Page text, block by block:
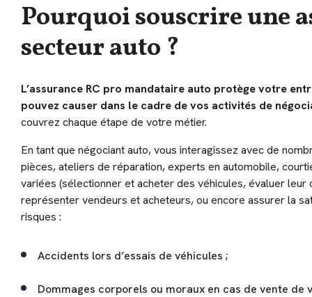
Pourquoi souscrire une
secteur auto ?
L’assurance RC pro mandataire auto protège votre
pouvez causer dans le cadre de vos activités de
couvrez chaque étape de votre métier.
En tant que négociant auto, vous interagissez avec de
pièces, ateliers de réparation, experts en automobile,
variées (sélectionner et acheter des véhicules, évaluer
représenter vendeurs et acheteurs, ou encore assurer la
risques :
Accidents lors d’essais de véhicules ;
Dommages corporels ou moraux en cas de vente de